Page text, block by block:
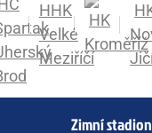
Zimní stadion